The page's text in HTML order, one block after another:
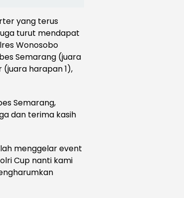
yang terus
turut mendapat
Wonosobo
Semarang (juara
(juara harapan 1),
Semarang,
dan terima kasih
menggelar event
Cup nanti kami